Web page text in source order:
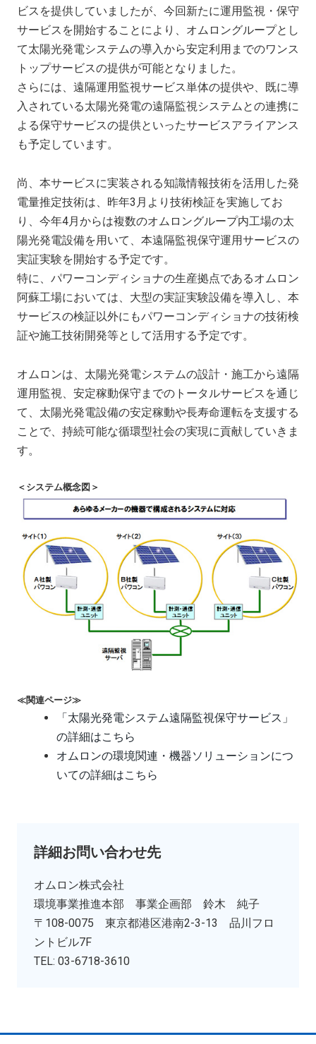
ビスを提供していましたが、今回新たに運用監視・保守
サービスを開始することにより、オムロングループとし
て太陽光発電システムの導入から安定利用までのワンス
トップサービスの提供が可能となりました。
さらには、遠隔運用監視サービス単体の提供や、既に導
入されている太陽光発電の遠隔監視システムとの連携に
よる保守サービスの提供といったサービスアライアンス
も予定しています。
尚、本サービスに実装される知識情報技術を活用した発
電量推定技術は、昨年3月より技術検証を実施してお
り、今年4月からは複数のオムロングループ内工場の太
陽光発電設備を用いて、本遠隔監視保守運用サービスの
実証実験を開始する予定です。
特に、パワーコンディショナの生産拠点であるオムロン
阿蘇工場においては、大型の実証実験設備を導入し、本
サービスの検証以外にもパワーコンディショナの技術検
証や施工技術開発等として活用する予定です。
オムロンは、太陽光発電システムの設計・施工から遠隔
運用監視、安定稼動保守までのトータルサービスを通じ
て、太陽光発電設備の安定稼動や長寿命運転を支援する
ことで、持続可能な循環型社会の実現に貢献していきま
す。
＜システム概念図＞
≪関連ページ≫
「太陽光発電システム遠隔監視保守サービス」
の詳細はこちら
オムロンの環境関連・機器ソリューションにつ
いての詳細はこちら
詳細お問い合わせ先
オムロン株式会社
環境事業推進本部 事業企画部 鈴木 純子
〒108-0075 東京都港区港南2-3-13 品川フロ
ントビル7F
TEL: 03-6718-3610